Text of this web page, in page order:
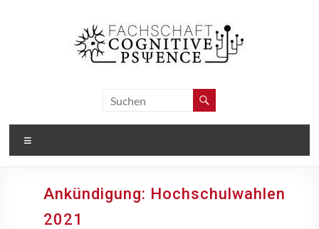
Fachschaft
Cognitive
Psyence
Cognitive
Ankündigung: Hochschulwahlen
2021